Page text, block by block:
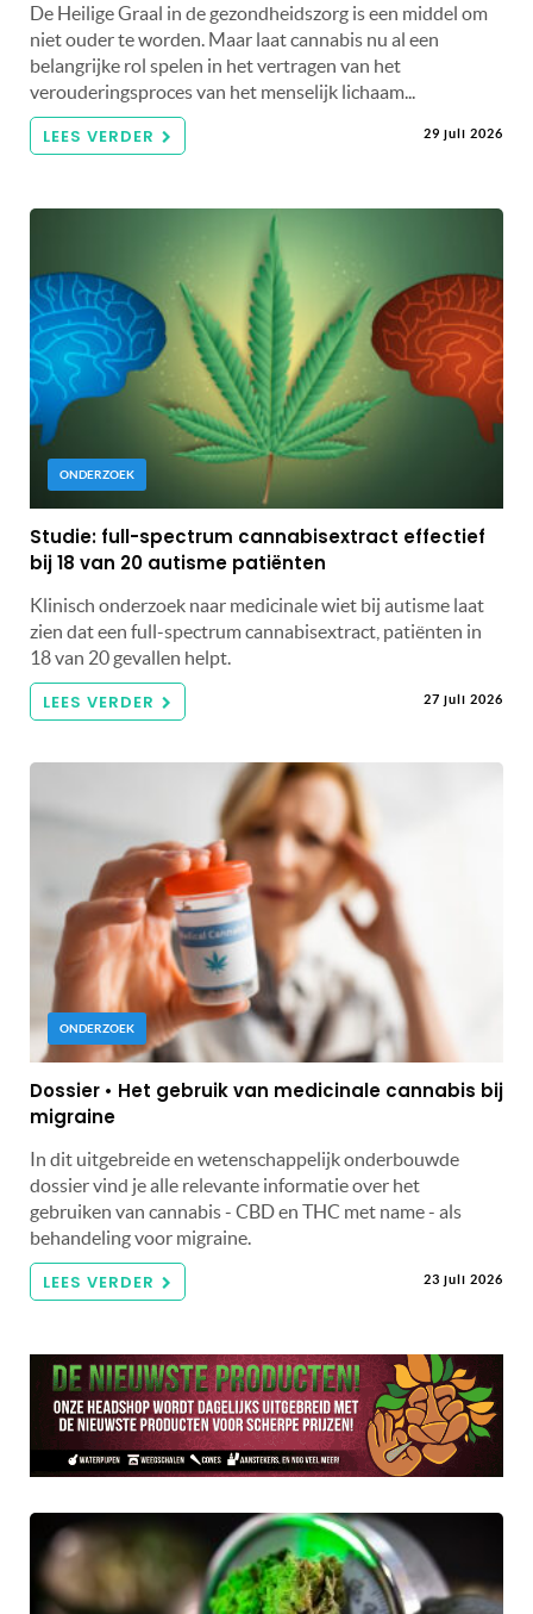
De Heilige Graal in de gezondheidszorg is een middel om
niet ouder te worden. Maar laat cannabis nu al een
belangrijke rol spelen in het vertragen van het
verouderingsproces van het menselijk lichaam...
LEES VERDER 29 juli 2026
ONDERZOEK
Studie: full-spectrum cannabisextract effectief
bij 18 van 20 autisme patiënten
Klinisch onderzoek naar medicinale wiet bij autisme laat
zien dat een full-spectrum cannabisextract, patiënten in
18 van 20 gevallen helpt.
LEES VERDER 27 juli 2026
ONDERZOEK
Dossier • Het gebruik van medicinale cannabis bij
migraine
In dit uitgebreide en wetenschappelijk onderbouwde
dossier vind je alle relevante informatie over het
gebruiken van cannabis - CBD en THC met name - als
behandeling voor migraine.
LEES VERDER 23 juli 2026